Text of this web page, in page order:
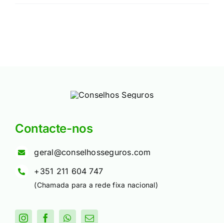
Contacte-nos
geral@conselhosseguros.com
+351 211 604 747
(Chamada para a rede fixa nacional)